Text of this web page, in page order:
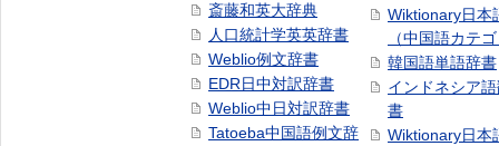
斎藤和英大辞典
人口統計学英英辞書
Weblio例文辞書
EDR日中対訳辞書
Weblio中日対訳辞書
Tatoeba中国語例文辞
Wiktionary日本
（中国語カテ
韓国語単語辞書
インドネシア
書
Wiktionary日本